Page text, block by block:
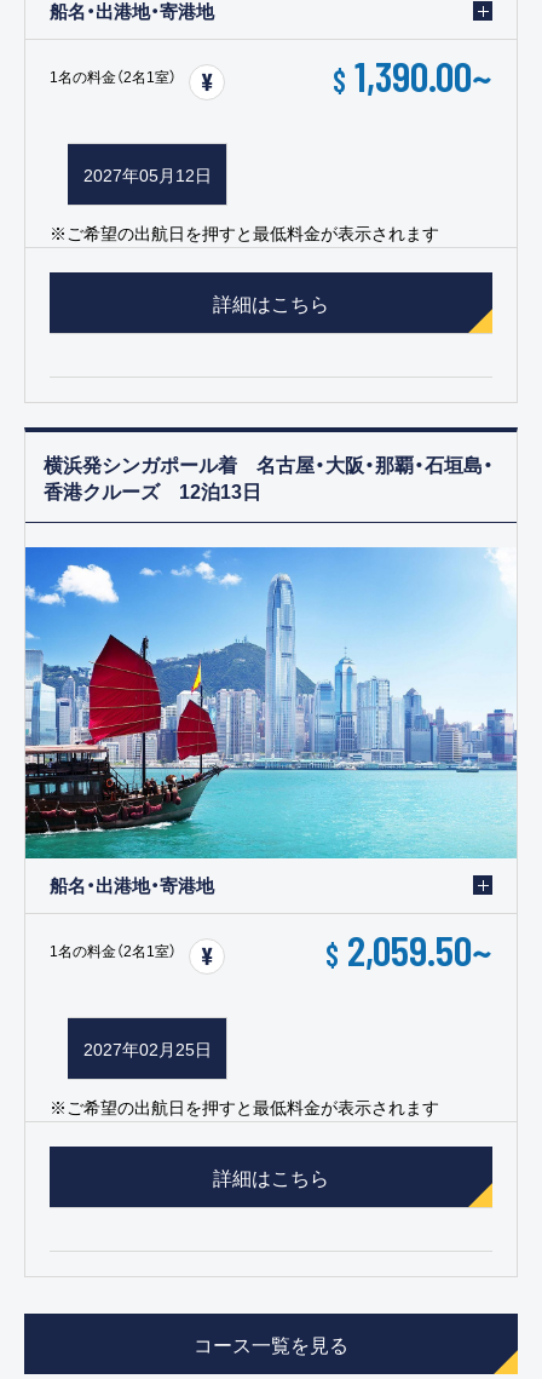
船名・出港地・寄港地
1名の料金（2名1室） $ 1,390.00~
2027年05月12日
※ご希望の出航日を押すと最低料金が表示されます
詳細はこちら
横浜発シンガポール着 名古屋・大阪・那覇・石垣島・
香港クルーズ 12泊13日
船名・出港地・寄港地
1名の料金（2名1室） $ 2,059.50~
2027年02月25日
※ご希望の出航日を押すと最低料金が表示されます
詳細はこちら
コース一覧を見る